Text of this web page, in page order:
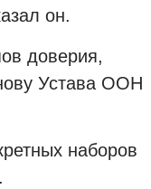
он.
доверия,
Устава ООН
наборов